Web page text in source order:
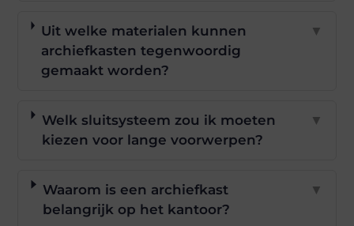
Uit welke materialen kunnen
archiefkasten tegenwoordig
gemaakt worden?
▼
Welk sluitsysteem zou ik moeten
kiezen voor lange voorwerpen?
▼
Waarom is een archiefkast
belangrijk op het kantoor?
▼